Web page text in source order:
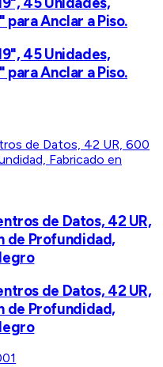
para Anclar a Piso.
45 Unidades,
para Anclar a Piso.
de Datos, 42 UR,
de Profundidad,
de Datos, 42 UR,
de Profundidad,